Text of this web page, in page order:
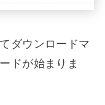
ダウンロードマ
ドが始まりま